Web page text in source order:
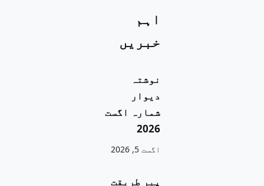
اہم
خبریں
نوشتہ
دیوار
شمارہ اگست
2026
اگست 5, 2026
پیر طریقت